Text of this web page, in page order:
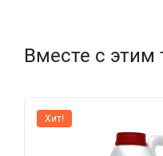
Вместе с
Хит!